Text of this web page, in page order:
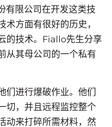
有限公司在开发这类技
方面有很好的历史，
的技术。Fiallo先生分享
从其母公司的一个私有
们进行爆破作业。他们
切，并且远程监控整个
动来打碎所需材料，然